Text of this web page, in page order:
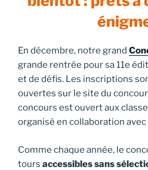
En décembre, notre grand
grande rentrée pour sa 11e
et de défis. Les inscriptions
ouvertes sur le site du
concours est ouvert aux
organisé en collaboration avec
Comme chaque année, le
tours accessibles sans